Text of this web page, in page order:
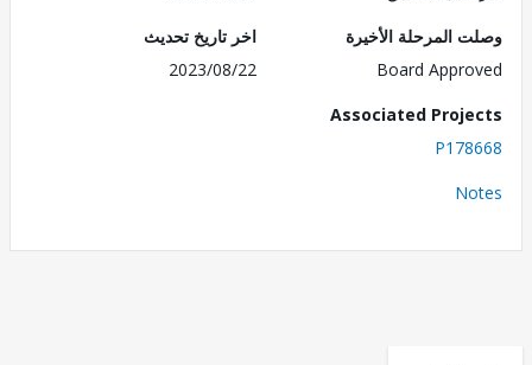
المرحلة الأخيرة
Board
اخر تاريخ تحديث
2023/08/22
Associated